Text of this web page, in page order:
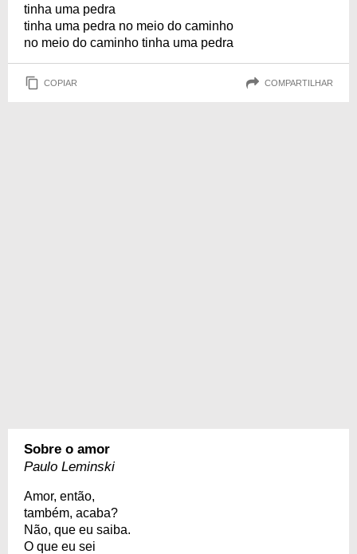
tinha uma pedra
tinha uma pedra no meio do caminho
no meio do caminho tinha uma pedra
COPIAR COMPARTILHAR
Sobre o amor
Paulo Leminski
Amor, então,
também, acaba?
Não, que eu saiba.
O que eu sei